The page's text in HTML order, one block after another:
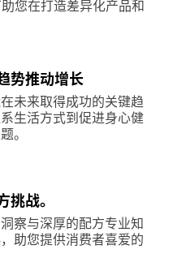
您在打造差异化产品和
势推动增长
未来取得成功的关键趋
生活方式到促进身心健
。
挑战。
察与深厚的配方专业知
助您提供消费者喜爱的